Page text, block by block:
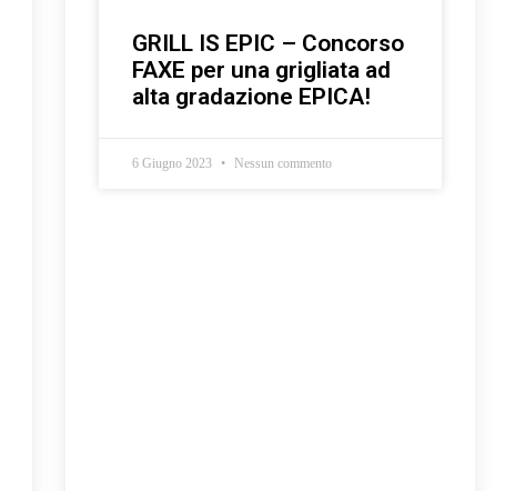
GRILL IS EPIC – Concorso
FAXE per una grigliata ad
alta gradazione EPICA!
6 Giugno 2023 Nessun commento